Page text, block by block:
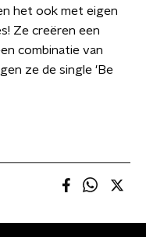
het ook met eigen
Ze creëren een
combinatie van
ze de single 'Be